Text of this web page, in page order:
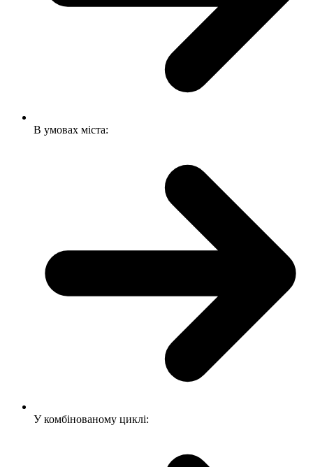
В умовах міста:
У комбінованому циклі: